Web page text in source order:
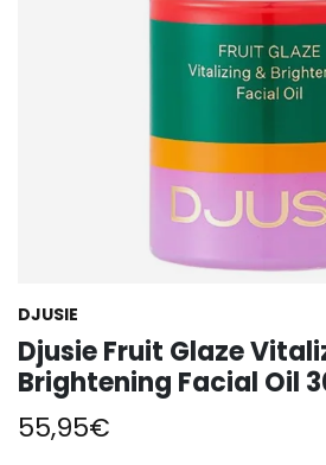
DJUSIE
Djusie Fruit Glaze
Brightening Facial Oil
55,95€